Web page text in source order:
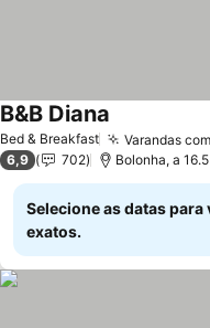
Bed & Breakfast Varandas
B&B Diana
6,9 702 Bolonha, a
Selecione as datas para
exatos.